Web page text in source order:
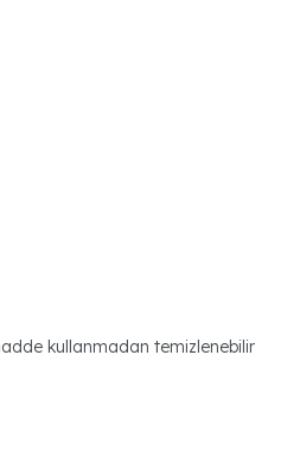
kullanmadan temizlenebilir